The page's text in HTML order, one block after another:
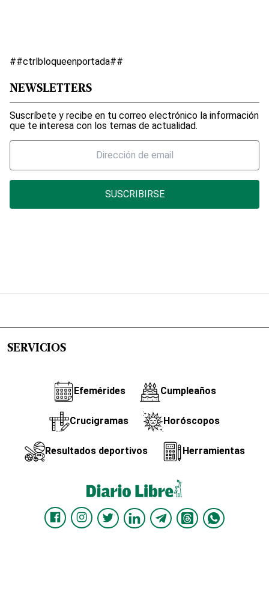
##ctrlbloqueenportada##
NEWSLETTERS
Suscríbete y recibe en tu correo electrónico la información
que te interesa con los temas de actualidad.
SUSCRIBIRSE
SERVICIOS
Efemérides Cumpleaños
Crucigramas Horóscopos
Resultados deportivos Herramientas